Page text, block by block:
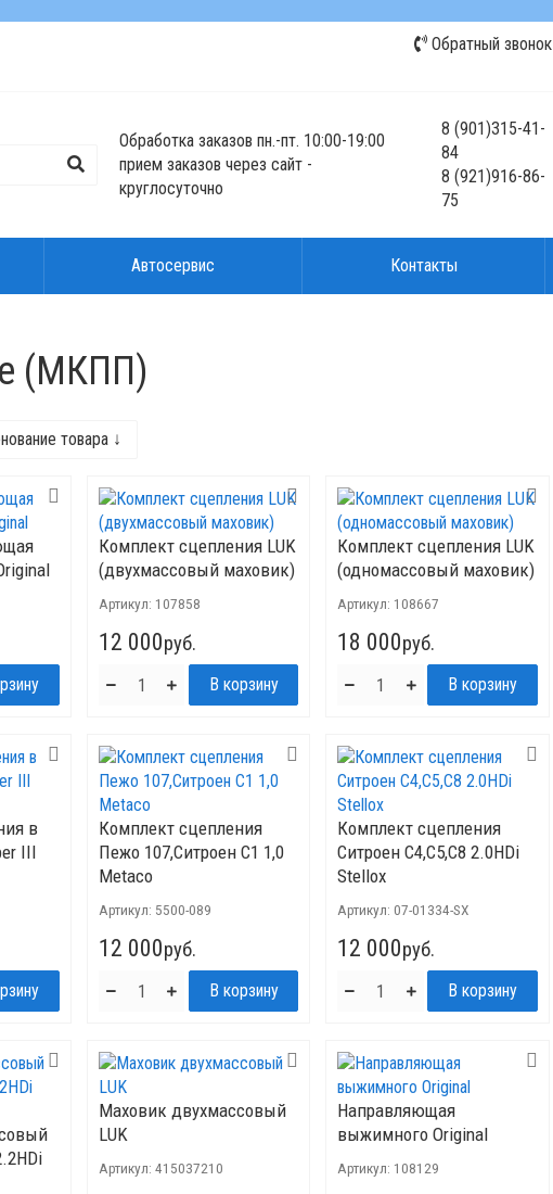
Обратный звонок
Обработка заказов пн.-пт. 10:00-19:00
прием заказов через сайт -
круглосуточно
8(901)315-41-
84
8(921)916-86-
75
Автосервис Контакты
(МКПП)
товара ↓
Комплект сцепления LUK
(двухмассовый маховик)
Артикул: 107858
12 000руб.
Комплект сцепления LUK
(одномассовый маховик)
Артикул: 108667
18 000руб.
в
III
Комплект сцепления
Пежо 107,Ситроен С1 1,0
Metaco
Артикул: 5500-089
12 000руб.
Комплект сцепления
Ситроен C4,C5,C8 2.0HDi
Stellox
Артикул:07-01334-SX
12 000руб.
Маховик двухмассовый
LUK
Артикул: 415037210
Направляющая
выжимного Original
Артикул: 108129